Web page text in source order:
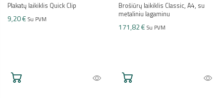
Plakatų laikiklis Quick Clip
9,20 € Su PVM
Brošiūrų laikiklis Classic, A4, su
metaliniu lagaminu
171,82 € Su PVM